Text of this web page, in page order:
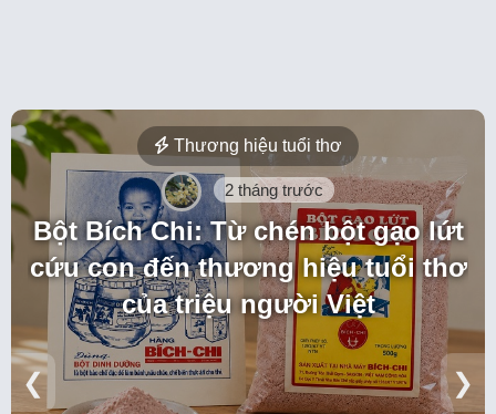
Thương hiệu tuổi thơ
2 tháng trước
Bột Bích Chi: Từ chén bột gạo lứt
cứu con đến thương hiệu tuổi thơ
của triệu người Việt
❮ ❯